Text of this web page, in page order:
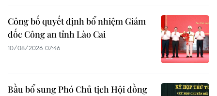
Công bố quyết định bổ nhiệm Giám
đốc Công an tỉnh Lào Cai
10/08/2026 07:46
Bầu bổ sung Phó Chủ tịch Hội đồng